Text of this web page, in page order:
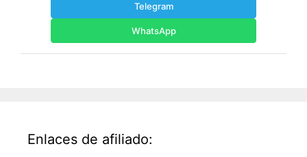
Telegram
WhatsApp
Enlaces de afiliado: